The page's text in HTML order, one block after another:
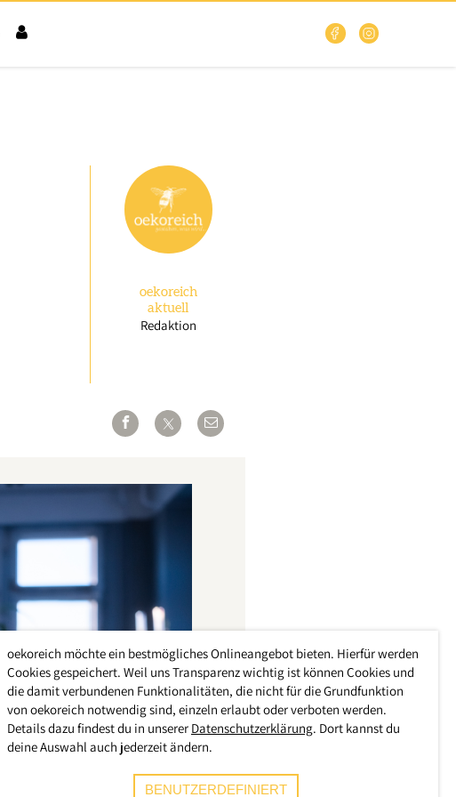
oekoreich
aktuell
Redaktion
oekoreich möchte ein bestmögliches Onlineangebot bieten. Hierfür werden
Cookies gespeichert. Weil uns Transparenz wichtig ist können Cookies und
die damit verbundenen Funktionalitäten, die nicht für die Grundfunktion
von oekoreich notwendig sind, einzeln erlaubt oder verboten werden.
Details dazu findest du in unserer Datenschutzerklärung. Dort kannst du
deine Auswahl auch jederzeit ändern.
BENUTZERDEFINIERT